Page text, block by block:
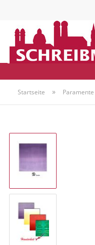
Startseite » Paramente